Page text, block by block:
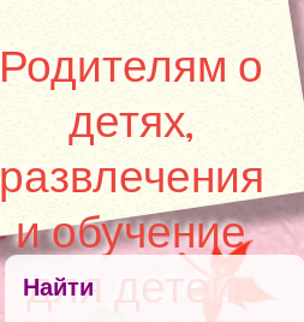
Родителям о
детях,
развлечения
и обучение
для детей
Найти